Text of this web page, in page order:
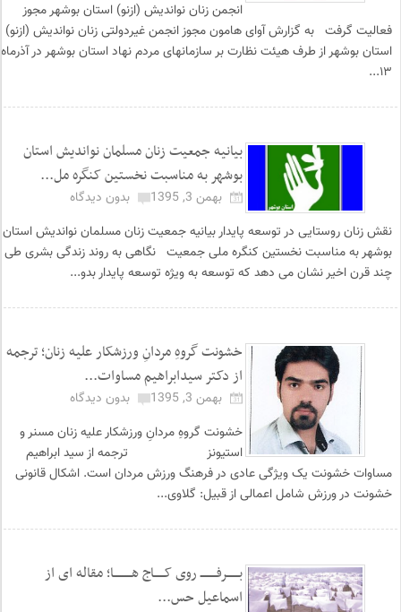
انجمن زنان نواندیش (ازنو) استان بوشهر مجوز
فعالیت گرفت به گزارش آوای هامون مجوز انجمن غیردولتی زنان نواندیش (ازنو)
استان بوشهر از طرف هیئت نظارت بر سازمانهای مردم نهاد استان بوشهر در آذرماه
۱۳...
بیانیه جمعیت زنان مسلمان نواندیش استان
بوشهر به مناسبت نخستین کنگره مل...
بهمن 3, 1395
بدون دیدگاه
نقش زنان روستایی در توسعه پایدار بیانیه جمعیت زنان مسلمان نواندیش استان
بوشهر به مناسبت نخستین کنگره ملی جمعیت نگاهی به روند زندگی بشری طی
چند قرن اخیر نشان می دهد که توسعه به ویژه توسعه پایدار بدو...
خشونت گروهِ مردانِ ورزشکار علیه زنان؛ ترجمه
از دکتر سیدابراهیم مساوات...
بهمن 3, 1395
بدون دیدگاه
خشونت گروهِ مردانِ ورزشکار علیه زنان مسنر و
استیونز ترجمه از سید ابراهیم
مساوات خشونت یک ویژگی عادی در فرهنگ ورزش مردان است. اشکال قانونی
خشونت در ورزش شامل اعمالی از قبیل: گلاوی...
بـــــــرفـــــــــ روی کــــــاج هــــــــــا؛ مقاله ای از
اسماعیل حس...